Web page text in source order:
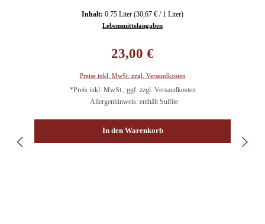
Inhalt: 0.75 Liter (30,67 € / 1 Liter)
Lebensmittelangaben
23,00 €
Preise inkl. MwSt. zzgl. Versandkosten
*Preis inkl. MwSt., ggf. zzgl. Versandkosten
Allergenhinweis: enthält Sulfite
In den Warenkorb